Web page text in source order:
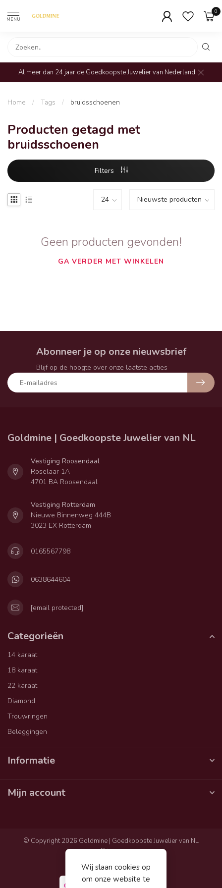
MENU
0
Al meer dan 24 jaar de Goedkoopste Juwelier van Nederland
Home / Tags / bruidsschoenen
Producten getagd met
bruidsschoenen
Filters
Geen producten gevonden!
GA VERDER MET WINKELEN
Abonneer je op onze nieuwsbrief
Blijf op de hoogte over onze laatste acties
Goldmine | Goedkoopste Juwelier van NL
Vestiging Roosendaal
Roselaar 1A
4701 BA Roosendaal
Vestiging Rotterdam
Nieuwe Binnenweg 444B
3023 EX Rotterdam
0165567798
0638644604
[email protected]
Categorieën
14 karaat
18 karaat
22 karaat
Diamond
Trouwringen
Beleggingen
Informatie
Mijn account
© Copyright 2026 Goldmine | Goedkoopste Juwelier van NL
Privacy
Sitemap
Wij slaan cookies op
om onze website te